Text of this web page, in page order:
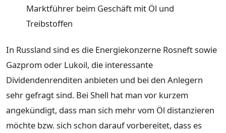
Marktführer beim Geschäft mit Öl und
Treibstoffen
In Russland sind es die Energiekonzerne Rosneft sowie
Gazprom oder Lukoil, die interessante
Dividendenrenditen anbieten und bei den Anlegern
sehr gefragt sind. Bei Shell hat man vor kurzem
angekündigt, dass man sich mehr vom Öl distanzieren
möchte bzw. sich schon darauf vorbereitet, dass es